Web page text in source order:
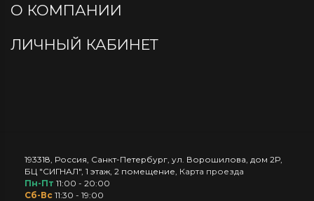
О КОМПАНИИ
ЛИЧНЫЙ КАБИНЕТ
193318 Россия Санкт-Петербург ул. Ворошилова, дом 2Р,
БЦ "СИГНАЛ", 1 этаж, 2 помещение Карта проезда
Пн-Пт 11:00 - 20:00
Сб-Вс 11:30 - 19:00